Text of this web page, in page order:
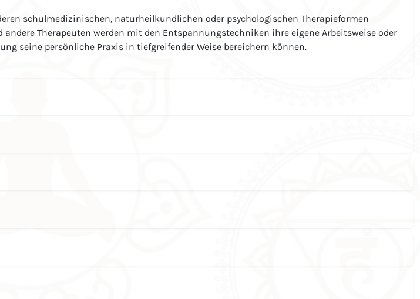
schulmedizinischen, naturheilkundlichen oder psychologischen Therapieformen
Therapeuten werden mit den Entspannungstechniken ihre eigene Arbeitsweise oder
seine persönliche Praxis in tiefgreifender Weise bereichern können.